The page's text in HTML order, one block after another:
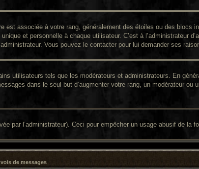
est associée à votre rang, généralement des étoiles ou des blocs
et personnelle à chaque utilisateur. C’est à l’administrateur
Vous pouvez le contacter pour lui demander ses
utilisateurs tels que les modérateurs et administrateurs. En
dans le seul but d’augmenter votre rang, un modérateur ou
par l’administrateur). Ceci pour empêcher un usage abusif de la
de messages